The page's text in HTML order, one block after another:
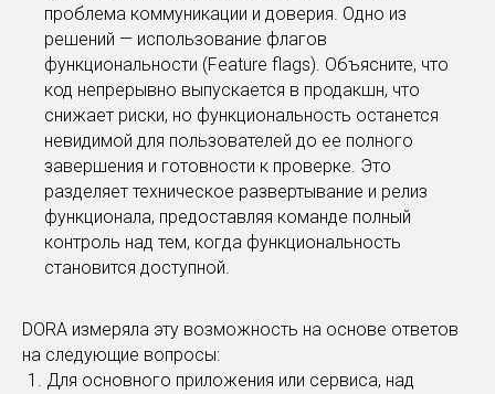
проблема коммуникации и доверия. Одно из
решений — использование флагов
функциональности (Feature flags). Объясните, что
код непрерывно выпускается в продакшн, что
снижает риски, но функциональность останется
невидимой для пользователей до ее полного
завершения и готовности к проверке. Это
разделяет техническое развертывание и релиз
функционала, предоставляя команде полный
контроль над тем, когда функциональность
становится доступной.
DORA измеряла эту возможность на основе ответов
на следующие вопросы:
Для основного приложения или сервиса, над